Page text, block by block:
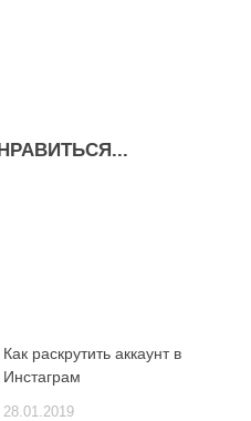
Как раскрутить аккаунт в
Инстаграм
28.01.2019